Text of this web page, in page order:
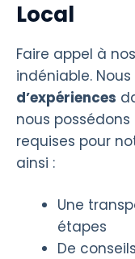
Local
Faire appel à
indéniable.
d’expériences
nous
requises pour
ainsi :
Une
étapes
De